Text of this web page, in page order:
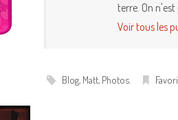
terre. On
Voir tous les
Blog, Matt, Photos Favori